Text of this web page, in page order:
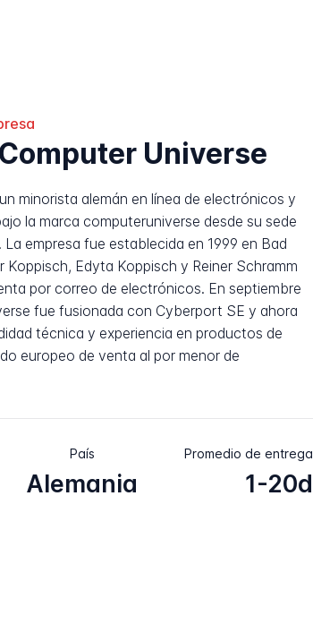
Universe
minorista alemán en línea de electrónicos y
la marca computeruniverse desde su sede
La empresa fue establecida en 1999 en Bad
Koppisch, Edyta Koppisch y Reiner Schramm
por correo de electrónicos. En septiembre
fue fusionada con Cyberport SE y ahora
técnica y experiencia en productos de
europeo de venta al por menor de
País
Alemania
Promedio de entrega
1-20d